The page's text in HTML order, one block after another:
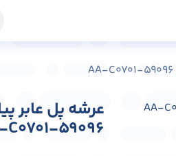
عرشه پل عابر
59096